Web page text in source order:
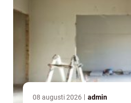
08 augusti 2026 admin